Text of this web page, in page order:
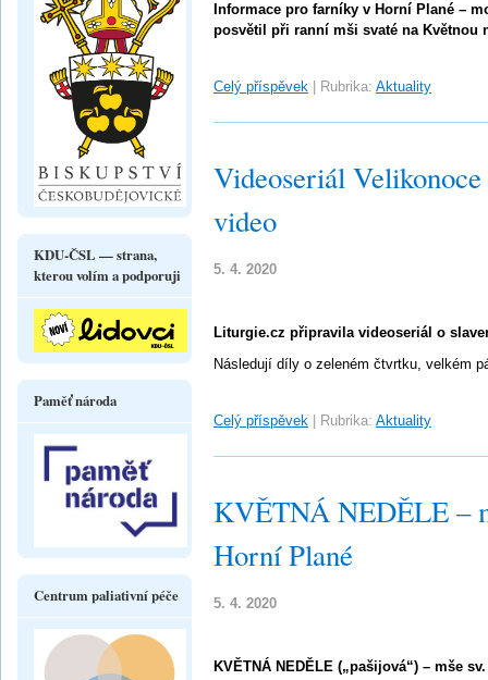
Informace pro farníky v Horní Plané –
posvětil při ranní mši svaté na Květnou
Celý příspěvek Rubrika: Aktuality
Videoseriál
video
5. 4. 2020
Liturgie.cz připravila videoseriál o
Následují díly o zeleném čtvrtku, velkém
Celý příspěvek Rubrika: Aktuality
KVĚTNÁ NEDĚLE –
Horní Plané
5. 4. 2020
KVĚTNÁ NEDĚLE („pašijová“) – mše
KDU-ČSL — strana,
kterou volím a podporuji
Paměť národa
Centrum paliativní péče